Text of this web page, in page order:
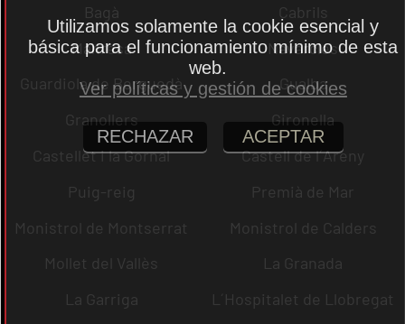
Bagà
Cabrils
Manresa
Navarcles
Guardiola de Berguedà
Gualba
Granollers
Gironella
Castellet i la Gornal
Castell de l´Areny
Puig-reig
Premià de Mar
Monistrol de Montserrat
Monistrol de Calders
Mollet del Vallès
La Granada
La Garriga
L´Hospitalet de Llobregat
Utilizamos solamente la cookie esencial y
básica para el funcionamiento mínimo de esta
web.
Ver políticas y gestión de cookies
RECHAZAR ACEPTAR